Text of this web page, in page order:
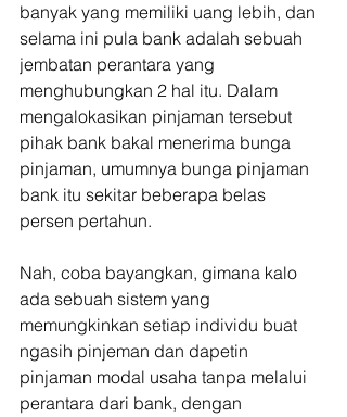
banyak yang memiliki uang lebih, dan
selama ini pula bank adalah sebuah
jembatan perantara yang
menghubungkan 2 hal itu. Dalam
mengalokasikan pinjaman tersebut
pihak bank bakal menerima bunga
pinjaman, umumnya bunga pinjaman
bank itu sekitar beberapa belas
persen pertahun.
Nah, coba bayangkan, gimana kalo
ada sebuah sistem yang
memungkinkan setiap individu buat
ngasih pinjeman dan dapetin
pinjaman modal usaha tanpa melalui
perantara dari bank, dengan